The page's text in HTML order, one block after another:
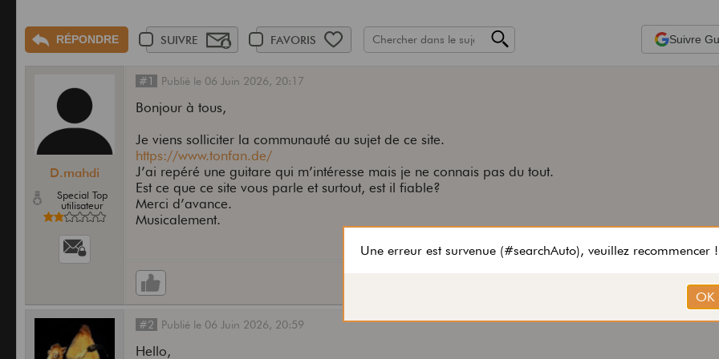
RÉPONDRE SUIVRE FAVORIS Suivre
D.mahdi
Special Top
utilisateur
#1 Publié le 06 Juin 2026, 20:17
Bonjour à tous,
Je viens solliciter la communauté au sujet de ce site.
https://www.tonfan.de/
J’ai repéré une guitare qui m’intéresse mais je ne connais pas du tout.
Est ce que ce site vous parle et surtout, est il fiable?
Merci d’avance.
Musicalement.
#2 Publié le 06 Juin 2026, 20:59
Hello,